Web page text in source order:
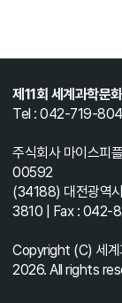
제11회 세계과학문
Tel : 042-719-
주식회사 마이스피
00592
(34188) 대전광역
3810 | Fax : 042-
Copyright (C) 세계
2026. All rights